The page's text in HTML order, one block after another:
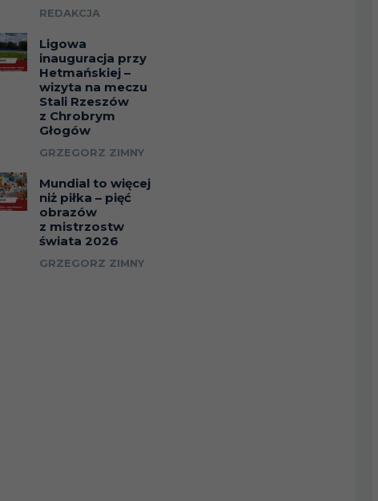
REDAKCJA
Ligowa
inauguracja przy
Hetmańskiej –
wizyta na meczu
Stali Rzeszów
z Chrobrym
Głogów
GRZEGORZ ZIMNY
Mundial to więcej
niż piłka – pięć
obrazów
z mistrzostw
świata 2026
GRZEGORZ ZIMNY